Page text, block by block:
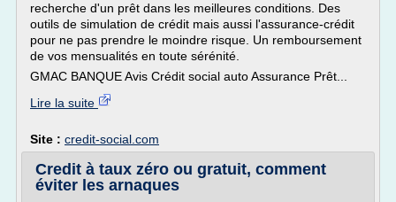
recherche d'un prêt dans les meilleures conditions. Des
outils de simulation de crédit mais aussi l'assurance-crédit
pour ne pas prendre le moindre risque. Un remboursement
de vos mensualités en toute sérénité.
GMAC BANQUE Avis Crédit social auto Assurance Prêt...
Lire la suite
Site : credit-social.com
Credit à taux zéro ou gratuit, comment
éviter les arnaques